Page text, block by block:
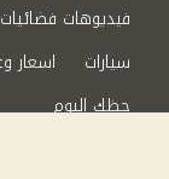
فيديوهات فضائيات
سيارات
اسعار
حظك اليوم